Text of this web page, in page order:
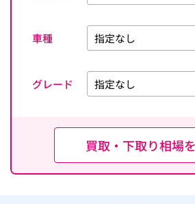
車種
グレード
買取・下取り相場